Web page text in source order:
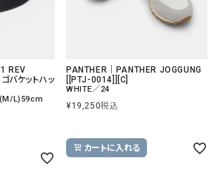
REV
バケットハッ
L)59cm
PANTHER｜PANTHER JOGGUNG
[[PTJ-0014]][C]
WHITE／24
¥19,250税込
カートに入れる